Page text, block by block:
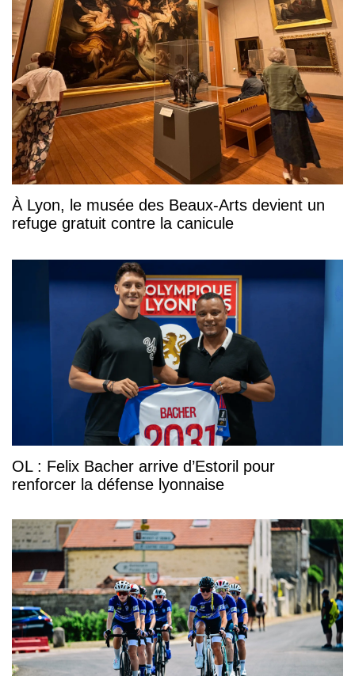
À Lyon, le musée des Beaux-Arts devient un
refuge gratuit contre la canicule
OL : Felix Bacher arrive d’Estoril pour
renforcer la défense lyonnaise